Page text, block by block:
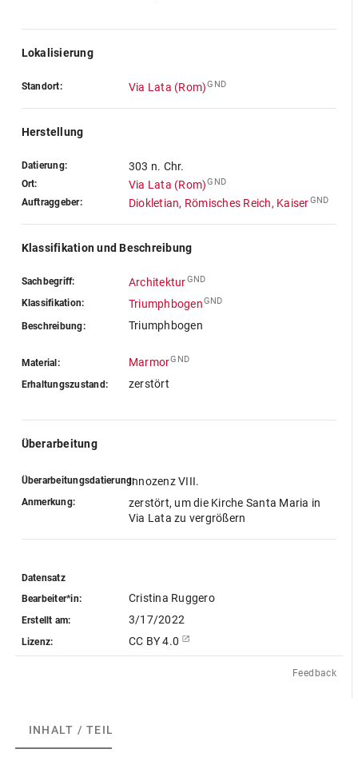
Lokalisierung
Standort: Via Lata (Rom)GND
Herstellung
Datierung: 303 n. Chr.
Ort: Via Lata (Rom)GND
Auftraggeber: Diokletian, Römisches Reich, KaiserGND
Klassifikation und Beschreibung
Sachbegriff: ArchitekturGND
Klassifikation: TriumphbogenGND
Beschreibung: Triumphbogen
Material: MarmorGND
Erhaltungszustand: zerstört
Überarbeitung
Überarbeitungsdatierung:Innozenz VIII.
Anmerkung:
zerstört, um die Kirche Santa Maria in
Via Lata zu vergrößern
Datensatz
Bearbeiter*in:
Cristina Ruggero
Erstellt am: 3/17/2022
Lizenz: CC BY 4.0
Feedback
INHALT / TEILE